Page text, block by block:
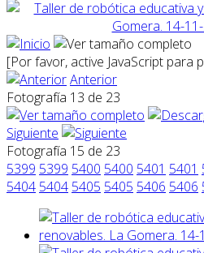
[Por favor, active JavaScript para
Anterior
Fotografía 13 de 23
Siguiente
Fotografía 15 de 23
5399 5399 5400 5400 5401 5401
5404 5404 5405 5405 5406 5406